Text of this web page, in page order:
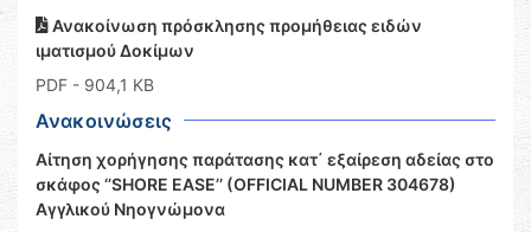
Ανακοίνωση πρόσκλησης προμήθειας ειδών
ιματισμού Δοκίμων
PDF - 904,1 KB
Ανακοινώσεις
Αίτηση χορήγησης παράτασης κατ΄ εξαίρεση αδείας στο
σκάφος ‘’SHORE EASE’’ (OFFICIAL NUMBER 304678)
Αγγλικού Νηογνώμονα